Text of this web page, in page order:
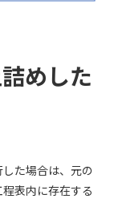
めした
した場合は、元の
表内に存在する